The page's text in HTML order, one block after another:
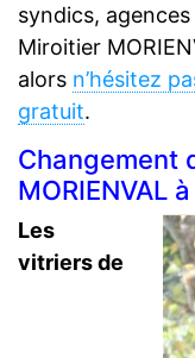
syndics,
Miroitier
alors n’hésitez
gratuit.
Changement
MORIENVAL
Les
vitriers de